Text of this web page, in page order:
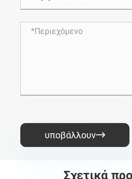
υποβάλλουν
Σχετικά